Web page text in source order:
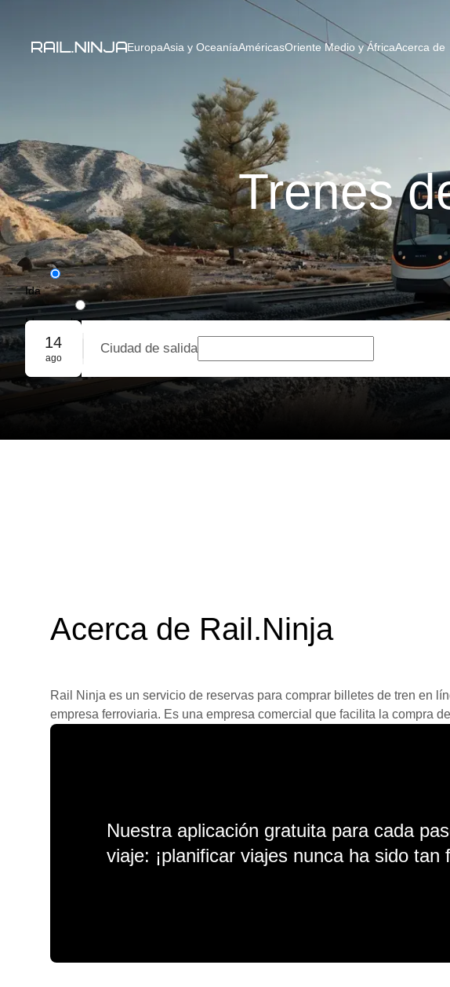
EuropaAsia y OceaníaAméricasOriente Medio y ÁfricaAcerca de
Trenes
Ida
Ida y vuelta
Reserva grupal
14
ago
Ciudad de salida
Acerca de Rail.Ninja
Rail Ninja es un servicio de reservas para comprar billetes de tren en
empresa ferroviaria. Es una empresa comercial que facilita la compra
Nuestra aplicación gratuita para cada
viaje: ¡planificar viajes nunca ha sido tan